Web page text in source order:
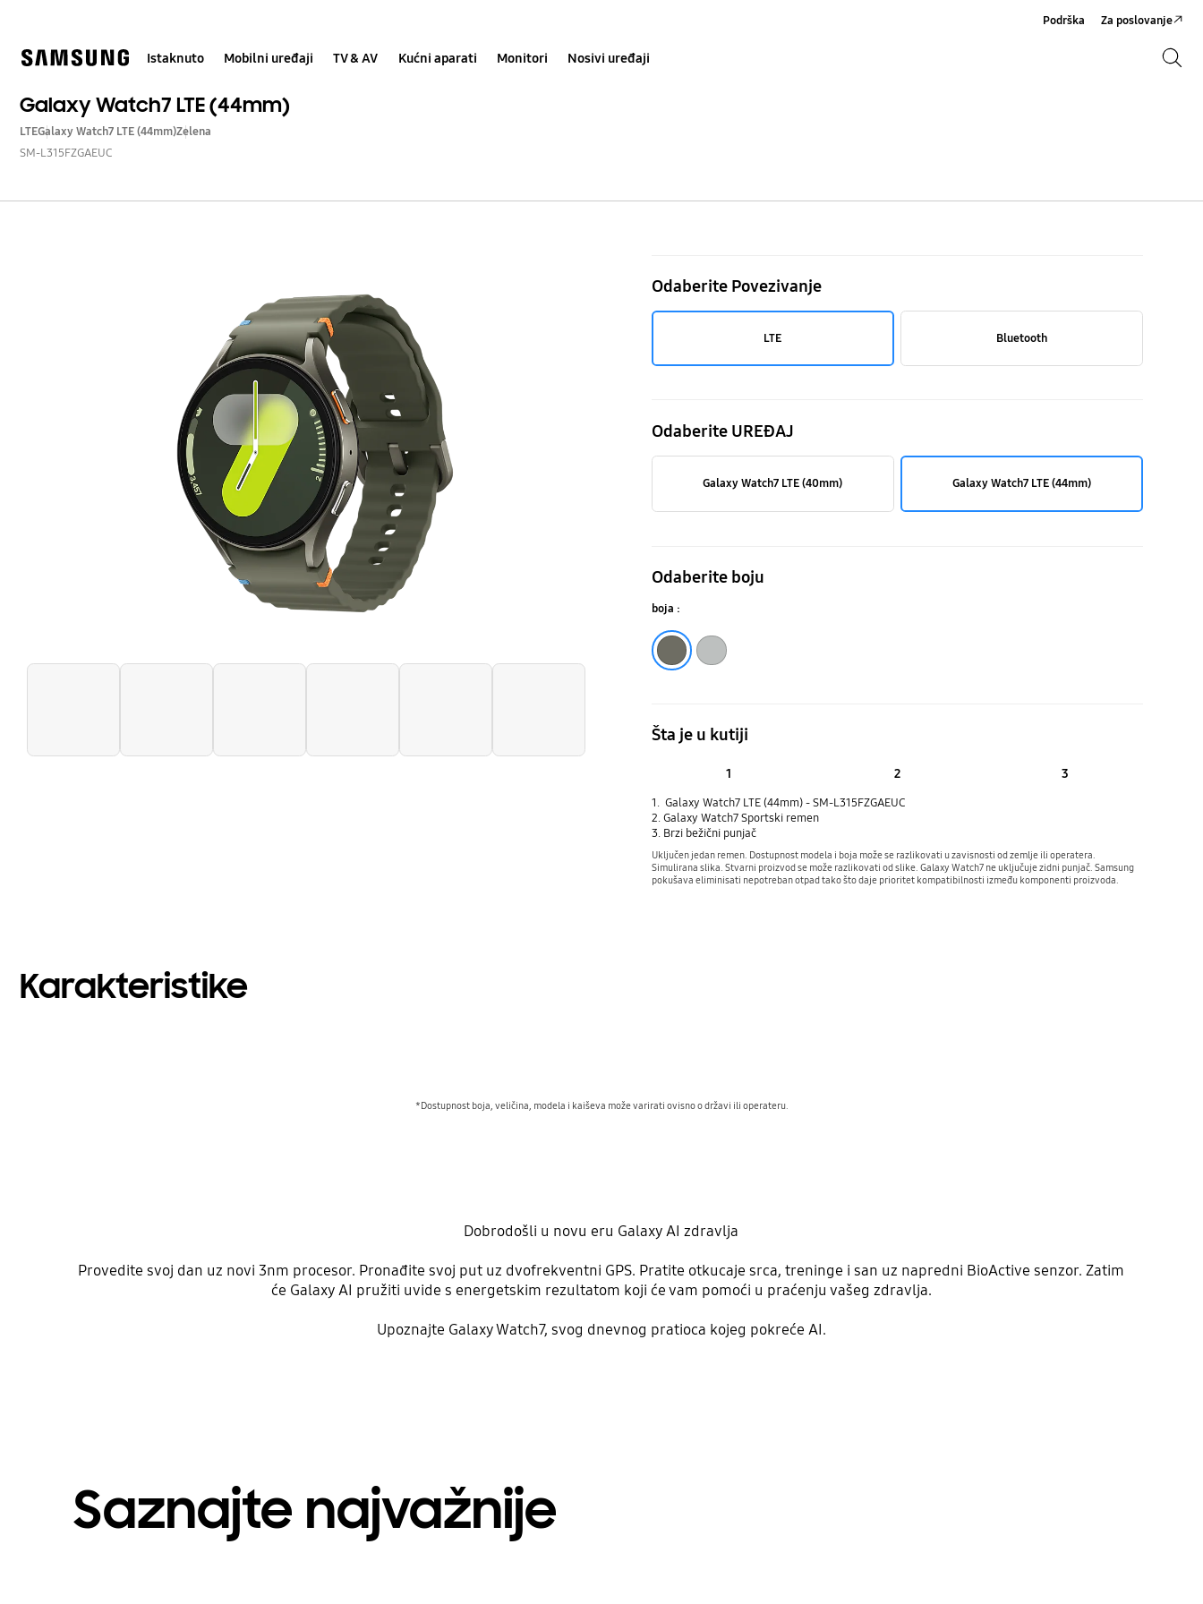
help
Istaknuto Mobilni uređaji TV & AV Kućni aparati Monitori Nosivi uređaji
Podrška Za poslovanje
Galaxy Watch7 LTE (44mm)
LTEGalaxy Watch7 LTE (44mm)Zelena
SM-L315FZGAEUC
LTE
Odaberite Povezivanje
LTE Bluetooth
Odaberite UREĐAJ
Galaxy Watch7 LTE (40mm) Galaxy Watch7 LTE (44mm)
Odaberite boju
boja :
Šta je u kutiji
Galaxy Watch7 LTE (44mm) - SM-L315FZGAEUC
Galaxy Watch7 Sportski remen
Brzi bežični punjač
Uključen jedan remen. Dostupnost modela i boja može se razlikovati u zavisnosti od zemlje ili operatera.
Simulirana slika. Stvarni proizvod se može razlikovati od slike. Galaxy Watch7 ne uključuje zidni punjač. Samsung
pokušava eliminisati nepotreban otpad tako što daje prioritet kompatibilnosti između komponenti proizvoda.
Karakteristike
Dobrodošli u novu eru Galaxy AI zdravlja
Provedite svoj dan uz novi 3nm procesor. Pronađite svoj put uz dvofrekventni GPS. Pratite otkucaje srca, treninge i san uz napredni BioActive senzor. Zatim
će Galaxy AI pružiti uvide s energetskim rezultatom koji će vam pomoći u praćenju vašeg zdravlja.
Upoznajte Galaxy Watch7, svog dnevnog pratioca kojeg pokreće AI.
Saznajte najvažnije